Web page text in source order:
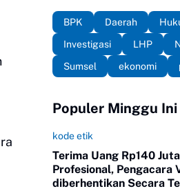
BPK Daerah
Investigasi
LHP
Sumsel
ekonomi
Populer Minggu Ini
kode etik
Terima Uang Rp140
Profesional, Pengacara
diberhentikan Secara